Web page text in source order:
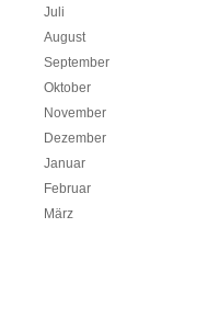
Juli
August
September
Oktober
November
Dezember
Januar
Februar
März